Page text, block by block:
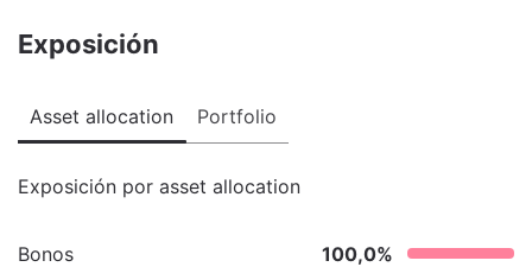
Exposición
Asset allocation Portfolio
Exposición por asset allocation
Bonos 100,0%